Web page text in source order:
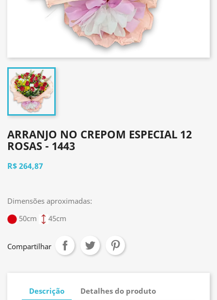
ARRANJO NO CREPOM ESPECIAL 12
ROSAS - 1443
R$ 264,87
Dimensões aproximadas:
50cm
45cm
Compartilhar
Descrição Detalhes do produto